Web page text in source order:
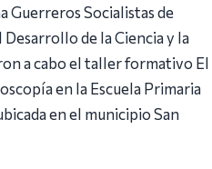
Guerreros Socialistas de
de la Ciencia y la
a cabo el taller formativo El
en la Escuela Primaria
en el municipio San